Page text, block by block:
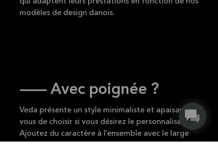
qui adaptent leurs prestations en fonction de nos
modèles de design danois.
— Avec poignée ?
Veda présente un style minimaliste et apaisant. A
vous de choisir si vous désirez le personnaliser.
Ajoutez du caractère à l’ensemble avec le large